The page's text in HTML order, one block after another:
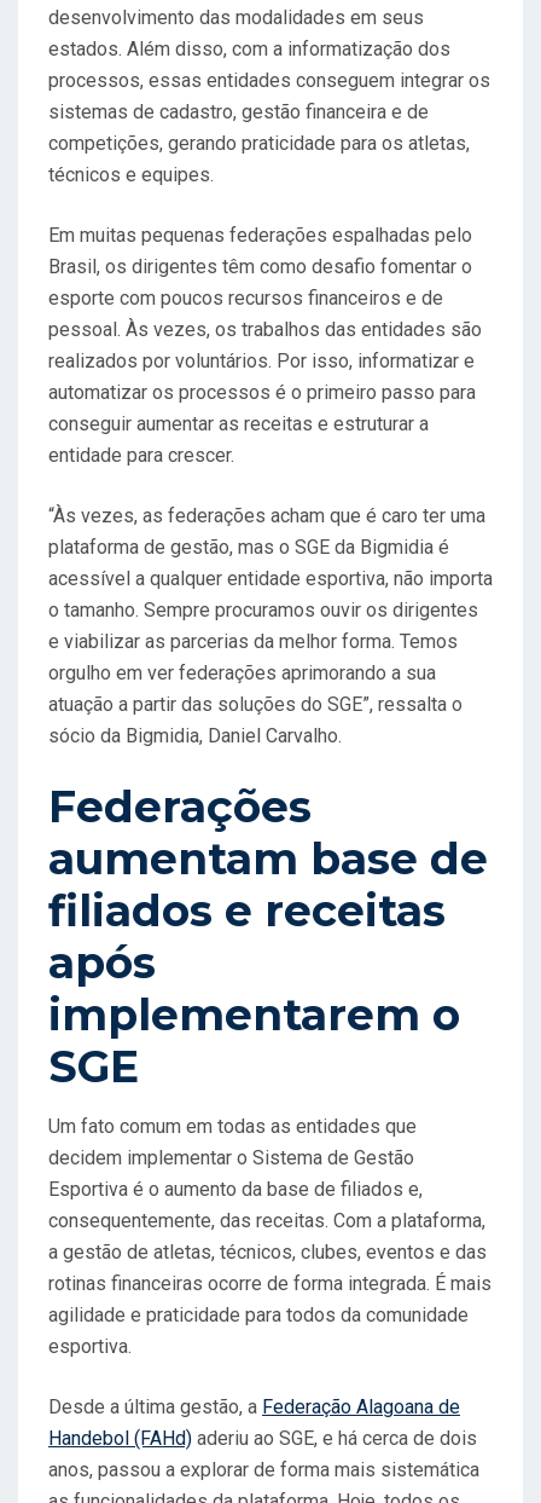
desenvolvimento das modalidades em seus
estados. Além disso, com a informatização dos
processos, essas entidades conseguem integrar os
sistemas de cadastro, gestão financeira e de
competições, gerando praticidade para os atletas,
técnicos e equipes.
Em muitas pequenas federações espalhadas pelo
Brasil, os dirigentes têm como desafio fomentar o
esporte com poucos recursos financeiros e de
pessoal. Às vezes, os trabalhos das entidades são
realizados por voluntários. Por isso, informatizar e
automatizar os processos é o primeiro passo para
conseguir aumentar as receitas e estruturar a
entidade para crescer.
“Às vezes, as federações acham que é caro ter uma
plataforma de gestão, mas o SGE da Bigmidia é
acessível a qualquer entidade esportiva, não importa
o tamanho. Sempre procuramos ouvir os dirigentes
e viabilizar as parcerias da melhor forma. Temos
orgulho em ver federações aprimorando a sua
atuação a partir das soluções do SGE”, ressalta o
sócio da Bigmidia, Daniel Carvalho.
Federações
aumentam base de
filiados e receitas
após
implementarem o
SGE
Um fato comum em todas as entidades que
decidem implementar o Sistema de Gestão
Esportiva é o aumento da base de filiados e,
consequentemente, das receitas. Com a plataforma,
a gestão de atletas, técnicos, clubes, eventos e das
rotinas financeiras ocorre de forma integrada. É mais
agilidade e praticidade para todos da comunidade
esportiva.
Desde a última gestão, a Federação Alagoana de
Handebol (FAHd) aderiu ao SGE, e há cerca de dois
anos, passou a explorar de forma mais sistemática